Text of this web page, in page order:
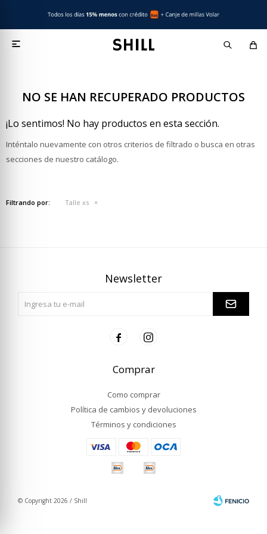

NO SE HAN RECUPERADO PRODUCTOS
¡Lo sentimos! No hay productos en esta sección.
Inténtalo nuevamente con otros criterios de filtrado o busca en otras
secciones de nuestro catálogo.
Filtrando por: Talle xs
Comprar
Como comprar
Política de cambios y devoluciones
Términos y condiciones
Newsletter
 
© Copyright 2026 / Shill